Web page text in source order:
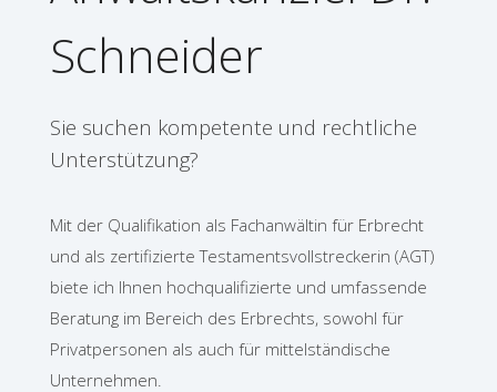
Schneider
Sie suchen kompetente und rechtliche
Unterstützung?
Mit der Qualifikation als Fachanwältin für Erbrecht
und als zertifizierte Testamentsvollstreckerin (AGT)
biete ich Ihnen hochqualifizierte und umfassende
Beratung im Bereich des Erbrechts, sowohl für
Privatpersonen als auch für mittelständische
Unternehmen.